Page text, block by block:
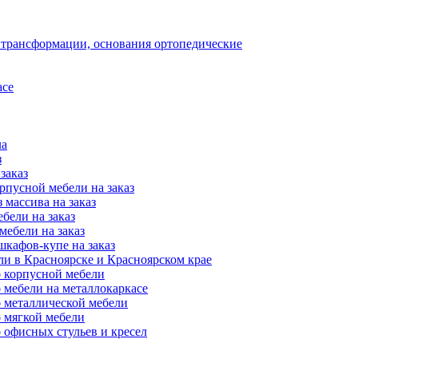
основания ортопедические
мебели на заказ
на заказ
на заказ
на заказ
купе на заказ
в Красноярске и Красноярском крае
мебели
на металлокаркасе
мебели
мебели
стульев и кресел